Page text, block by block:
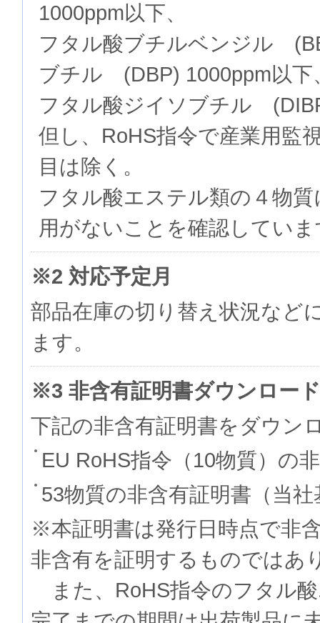
1000ppm以下、
フタル酸ブチルベンジル
ブチル (DBP) 1000ppm以下
フタル酸ジイソブチル
但し、RoHS指令で産業用監
目は除く。
フタル酸エステル類の４物
用がないことを確認してい
※2 対応予定月
部品在庫の切り替え状況など
ます。
※3 非含有証明書ダウンロード
下記の非含有証明書をダウン
EU RoHS指令（10物質）の
53物質の非含有証明書（当社
※本証明書は発行日時点で非
非含有を証明するものでは
また、RoHS指令のフタル